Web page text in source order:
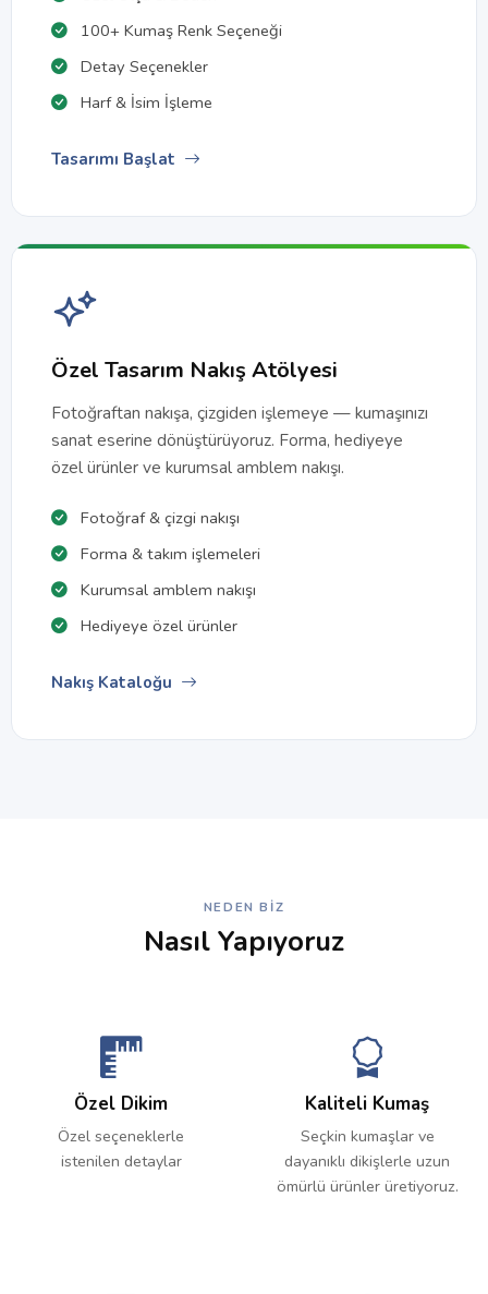
100+ Kumaş Renk Seçeneği
Detay Seçenekler
Harf & İsim İşleme
Tasarımı Başlat
Özel Tasarım Nakış Atölyesi
Fotoğraftan nakışa, çizgiden işlemeye — kumaşınızı
sanat eserine dönüştürüyoruz. Forma, hediyeye
özel ürünler ve kurumsal amblem nakışı.
Fotoğraf & çizgi nakışı
Forma & takım işlemeleri
Kurumsal amblem nakışı
Hediyeye özel ürünler
Nakış Kataloğu
NEDEN BIZ
Nasıl Yapıyoruz
Özel Dikim
Özel seçeneklerle
istenilen detaylar
Kaliteli Kumaş
Seçkin kumaşlar ve
dayanıklı dikişlerle uzun
ömürlü ürünler üretiyoruz.